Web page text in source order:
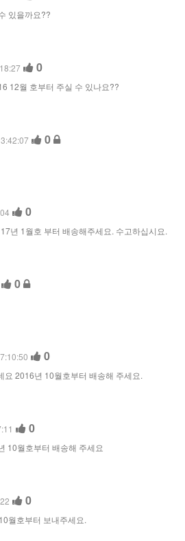
있을까요??
0
12월 호부터 주실 수 있나요??
0
0
년 1월호 부터 배송해주세요. 수고하십시요.
0
0
요 2016년 10월호부터 배송해 주세요.
0
10월호부터 배송해 주세요
0
월호부터 보내주세요.